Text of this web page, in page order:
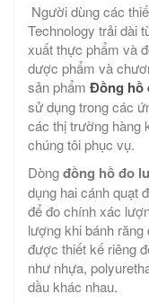
Người dùng các
Technology trải dài
xuất thực phẩm và
dược phẩm và
sản phẩm Đồng hồ
sử dụng trong các
các thị trường hàng
chúng tôi phục vụ.
Dòngđồng hồ đo
dụng hai cánh quạt
để đo chính xác
lượng khi bánh
được thiết kế riêng
như nhựa,
dầu khác nhau.